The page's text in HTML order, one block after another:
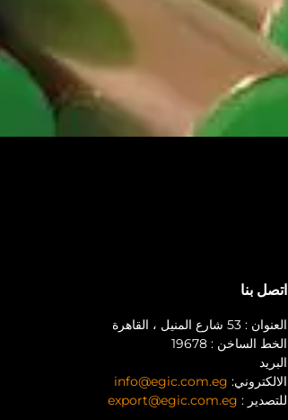
اتصل بنا
العنوان : 53 شارع المنيل ، القاهرة
الخط الساخن : 19678
البريد
الالكتروني: info@egic.com.eg
للتصدير : export@egic.com.eg